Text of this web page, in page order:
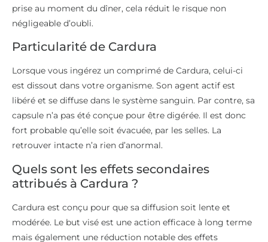
prise au moment du dîner, cela réduit le risque non
négligeable d’oubli.
Particularité de Cardura
Lorsque vous ingérez un comprimé de Cardura, celui-ci
est dissout dans votre organisme. Son agent actif est
libéré et se diffuse dans le système sanguin. Par contre, sa
capsule n’a pas été conçue pour être digérée. Il est donc
fort probable qu’elle soit évacuée, par les selles. La
retrouver intacte n’a rien d’anormal.
Quels sont les effets secondaires
attribués à Cardura ?
Cardura est conçu pour que sa diffusion soit lente et
modérée. Le but visé est une action efficace à long terme
mais également une réduction notable des effets